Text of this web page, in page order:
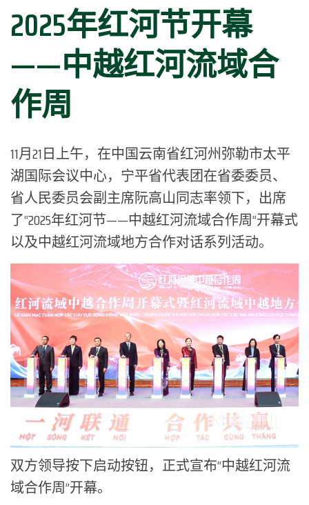
2025年红河节开幕
——中越红河流域合
作周
11月21日上午，在中国云南省红河州弥勒市太平
湖国际会议中心，宁平省代表团在省委委员、
省人民委员会副主席阮高山同志率领下，出席
了“2025年红河节——中越红河流域合作周”开幕式
以及中越红河流域地方合作对话系列活动。
双方领导按下启动按钮，正式宣布“中越红河流
域合作周”开幕。